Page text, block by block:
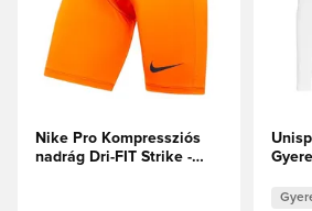
Nike Pro Kompressziós
nadrág Dri-FIT Strike -